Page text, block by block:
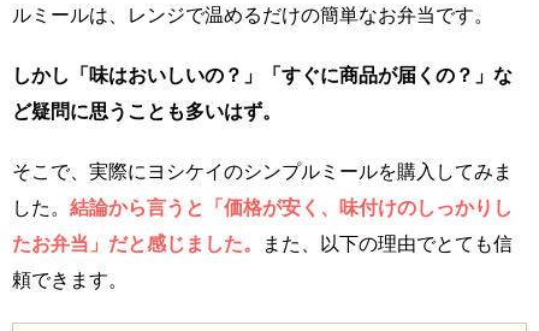
ルミールは、レンジで温めるだけの簡単なお弁当です。
しかし「味はおいしいの？」「すぐに商品が届くの？」な
ど疑問に思うことも多いはず。
そこで、実際にヨシケイのシンプルミールを購入してみま
した。 結論から言うと「価格が安く、味付けのしっかりし
たお弁当」だと感じました。
また、以下の理由でとても信
頼できます。